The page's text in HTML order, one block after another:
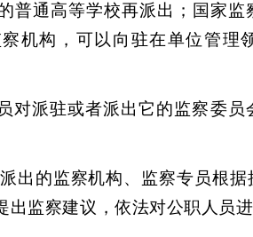
普通高等学校再派出；国家
机构，可以向驻在单位管理
对派驻或者派出它的监察委
出的监察机构、监察专员根
出监察建议，依法对公职人员进